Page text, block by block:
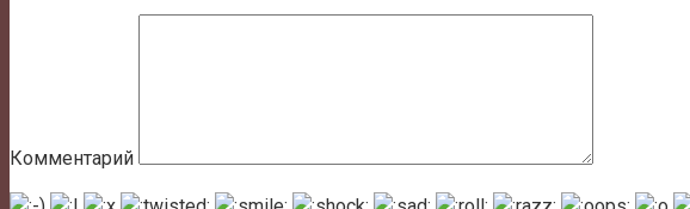
Комментарий